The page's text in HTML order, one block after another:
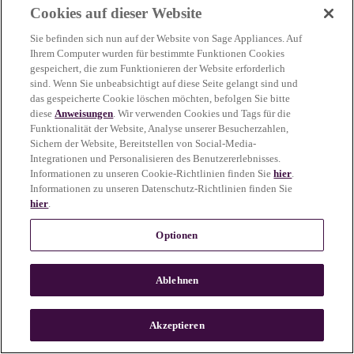
more information)
n
Cookies auf dieser Website
Sie befinden sich nun auf der Website von Sage Appliances. Auf
Ihrem Computer wurden für bestimmte Funktionen Cookies
gespeichert, die zum Funktionieren der Website erforderlich
sind. Wenn Sie unbeabsichtigt auf diese Seite gelangt sind und
das gespeicherte Cookie löschen möchten, befolgen Sie bitte
dieseAnweisungen. Wir verwenden Cookies und Tags für die
Funktionalität der Website, Analyse unserer Besucherzahlen,
Sichern der Website, Bereitstellen von Social-Media-
Integrationen und Personalisieren des Benutzererlebnisses.
Informationen zu unseren Cookie-Richtlinien finden Siehier.
Informationen zu unseren Datenschutz-Richtlinien finden Sie
hier.
Optionen
Ablehnen
Akzeptieren